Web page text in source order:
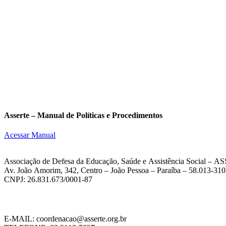
Asserte – Manual de Políticas e Procedimentos
Acessar Manual
Associação de Defesa da Educação, Saúde e Assistência Social –
Av. João Amorim, 342, Centro – João Pessoa – Paraíba – 58.013-310
CNPJ: 26.831.673/0001-87
E-MAIL: coordenacao@asserte.org.br